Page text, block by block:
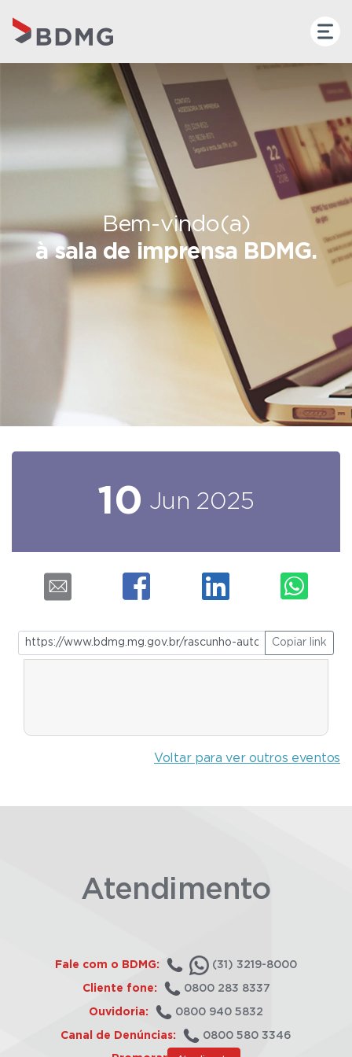
Bem-vindo(a)
à sala de imprensa BDMG.
10 Jun 2025
Copiar link
Voltar para ver outros eventos
Atendimento
Fale com o BDMG: (31) 3219-8000
Cliente fone: 0800 283 8337
Ouvidoria: 0800 940 5832
Canal de Denúncias: 0800 580 3346